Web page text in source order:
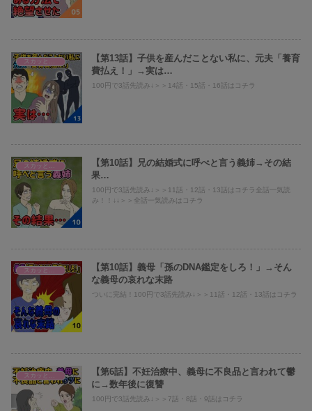
スカッとまとめ
【第13話】子供を産んだことない私に、元夫「養育
費払え！」→実は…
100円で3話先読み↓＞＞14話・15話・16話はコチラ
スカッとまとめ
【第10話】兄の結婚式に呼べと言う義姉→その結
果…
100円で3話先読み↓＞＞11話・12話・13話はコチラ全話一気読
み！！↓↓＞＞全話一気読みはコチラ
スカッとまとめ
【第10話】義母「孫のDNA鑑定をしろ！」→そん
な義母の哀れな末路
ついに完結！100円で3話先読み↓＞＞11話・12話・13話はコチラ
【第6話】不妊治療中、義母に不良品と言われて鬱
に→数年後に復讐
100円で3話先読み↓＞＞7話・8話・9話はコチラ